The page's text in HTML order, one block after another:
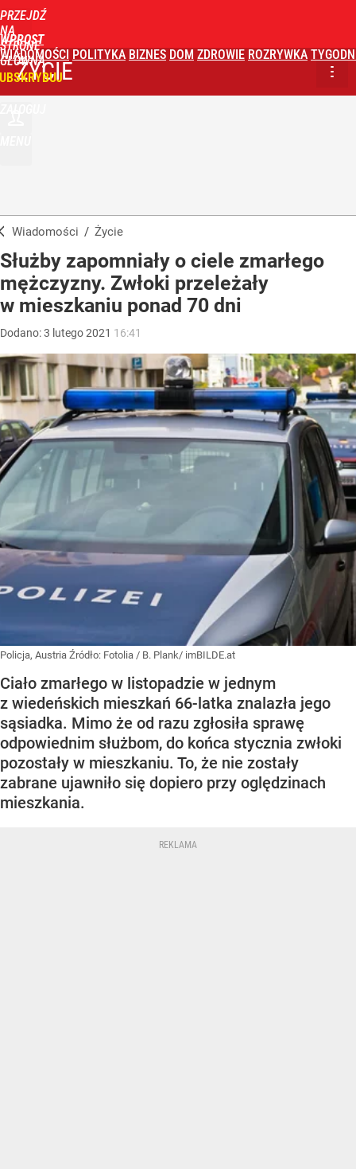
PRZEJDŹ
NA
STRONĘ
GŁÓWNĄ
WPROST
WIADOMOŚCI POLITYKA BIZNES DOM ZDROWIE ROZRYWKA
ŻYCIE
Wiadomości / Życie
Służby zapomniały o ciele zmarłego
mężczyzny. Zwłoki przeleżały
w mieszkaniu ponad 70 dni
Dodano:3 lutego2021 16:41
Policja, Austria Źródło: Fotolia / B. Plank/ imBILDE.at
Ciało zmarłego w listopadzie w jednym
z wiedeńskich mieszkań 66-latka znalazła jego
sąsiadka. Mimo że od razu zgłosiła sprawę
odpowiednim służbom, do końca stycznia zwłoki
pozostały w mieszkaniu. To, że nie zostały
zabrane ujawniło się dopiero przy oględzinach
mieszkania.